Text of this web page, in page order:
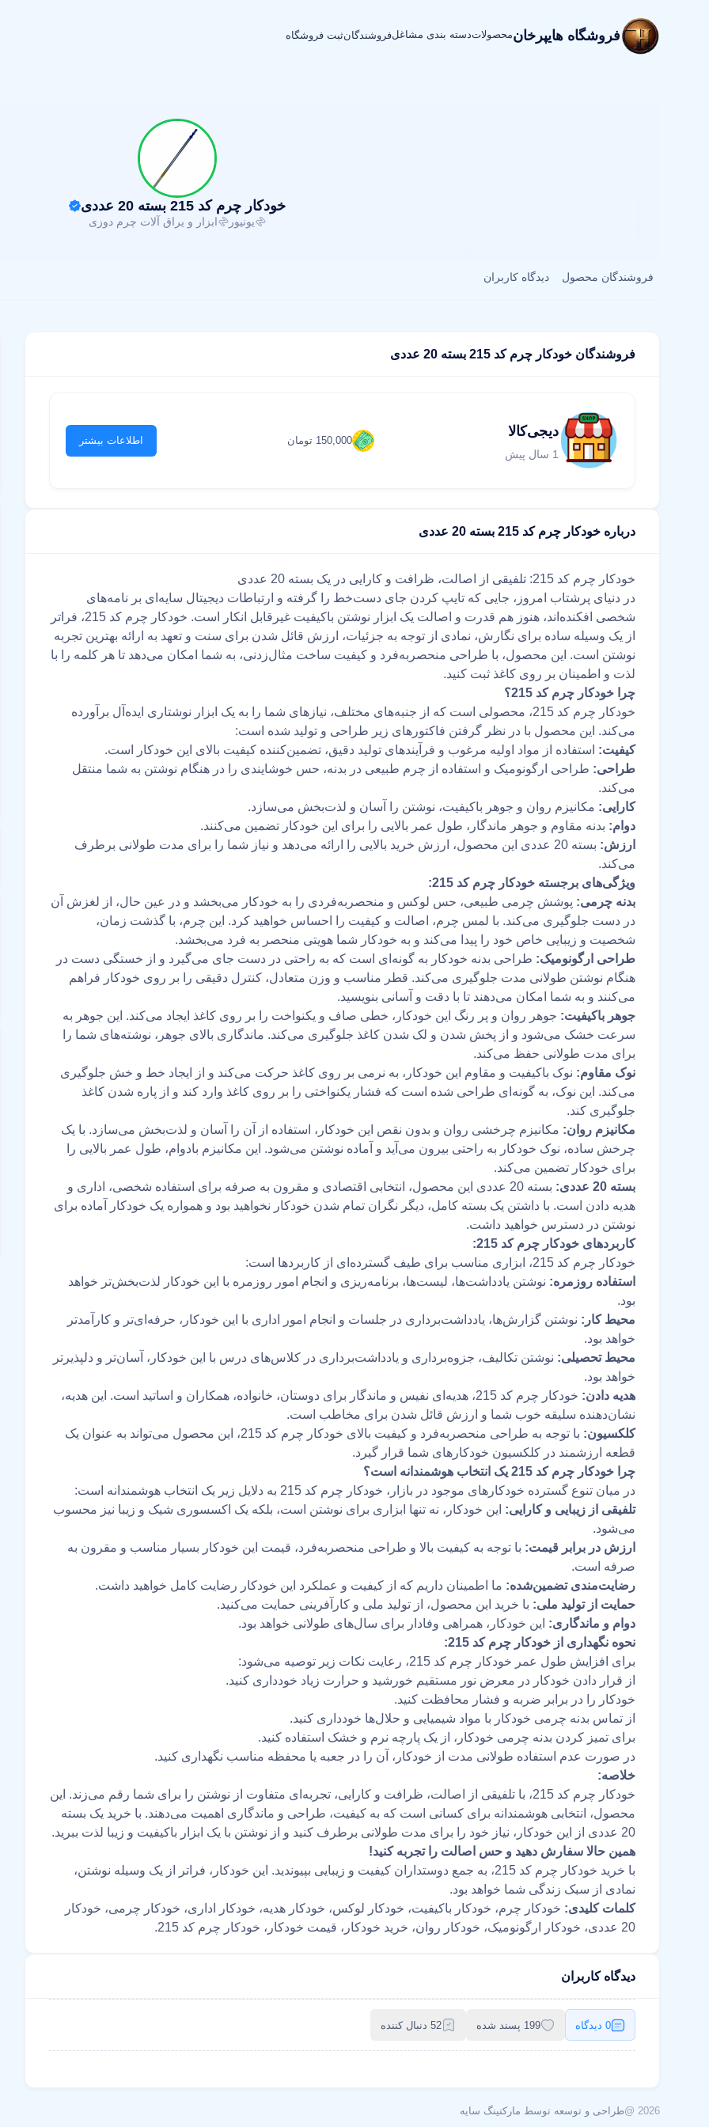
فروشگاه هایپرخانمحصولاتدسته بندی مشاغلفروشندگانثبت فروشگاه
خودکار چرم کد 215 بسته 20 عددی
یونیور ابزار و یراق آلات چرم دوزی
فروشندگان محصول دیدگاه کاربران
فروشندگان خودکار چرم کد 215 بسته 20 عددی
دیجی‌کالا
1 سال پیش
150,000 تومان اطلاعات بیشتر
درباره خودکار چرم کد 215 بسته 20 عددی
خودکار چرم کد 215: تلفیقی از اصالت، ظرافت و کارایی در یک بسته 20 عددی
در دنیای پرشتاب امروز، جایی که تایپ کردن جای دست‌خط را گرفته و ارتباطات دیجیتال سایه‌ای بر نامه‌های
شخصی افکنده‌اند، هنوز هم قدرت و اصالت یک ابزار نوشتن باکیفیت غیرقابل انکار است. خودکار چرم کد 215، فراتر
از یک وسیله ساده برای نگارش، نمادی از توجه به جزئیات، ارزش قائل شدن برای سنت و تعهد به ارائه بهترین تجربه
نوشتن است. این محصول، با طراحی منحصربه‌فرد و کیفیت ساخت مثال‌زدنی، به شما امکان می‌دهد تا هر کلمه را با
لذت و اطمینان بر روی کاغذ ثبت کنید.
چرا خودکار چرم کد 215؟
خودکار چرم کد 215، محصولی است که از جنبه‌های مختلف، نیازهای شما را به یک ابزار نوشتاری ایده‌آل برآورده
می‌کند. این محصول با در نظر گرفتن فاکتورهای زیر طراحی و تولید شده است:
کیفیت: استفاده از مواد اولیه مرغوب و فرآیندهای تولید دقیق، تضمین‌کننده کیفیت بالای این خودکار است.
طراحی: طراحی ارگونومیک و استفاده از چرم طبیعی در بدنه، حس خوشایندی را در هنگام نوشتن به شما منتقل
می‌کند.
کارایی: مکانیزم روان و جوهر باکیفیت، نوشتن را آسان و لذت‌بخش می‌سازد.
دوام: بدنه مقاوم و جوهر ماندگار، طول عمر بالایی را برای این خودکار تضمین می‌کنند.
ارزش:
بسته 20 عددی این محصول، ارزش خرید بالایی را ارائه می‌دهد و نیاز شما را برای مدت طولانی برطرف
می‌کند.
ویژگی‌های برجسته خودکار چرم کد 215:
بدنه چرمی: پوشش چرمی طبیعی، حس لوکس و منحصربه‌فردی را به خودکار می‌بخشد و در عین حال، از لغزش آن
در دست جلوگیری می‌کند. با لمس چرم، اصالت و کیفیت را احساس خواهید کرد. این چرم، با گذشت زمان،
شخصیت و زیبایی خاص خود را پیدا می‌کند و به خودکار شما هویتی منحصر به فرد می‌بخشد.
طراحی ارگونومیک: طراحی بدنه خودکار به گونه‌ای است که به راحتی در دست جای می‌گیرد و از خستگی دست در
هنگام نوشتن طولانی مدت جلوگیری می‌کند. قطر مناسب و وزن متعادل، کنترل دقیقی را بر روی خودکار فراهم
می‌کنند و به شما امکان می‌دهند تا با دقت و آسانی بنویسید.
جوهر باکیفیت: جوهر روان و پر رنگ این خودکار، خطی صاف و یکنواخت را بر روی کاغذ ایجاد می‌کند. این جوهر به
سرعت خشک می‌شود و از پخش شدن و لک شدن کاغذ جلوگیری می‌کند. ماندگاری بالای جوهر، نوشته‌های شما را
برای مدت طولانی حفظ می‌کند.
نوک مقاوم: نوک باکیفیت و مقاوم این خودکار، به نرمی بر روی کاغذ حرکت می‌کند و از ایجاد خط و خش جلوگیری
می‌کند. این نوک، به گونه‌ای طراحی شده است که فشار یکنواختی را بر روی کاغذ وارد کند و از پاره شدن کاغذ
جلوگیری کند.
مکانیزم روان: مکانیزم چرخشی روان و بدون نقص این خودکار، استفاده از آن را آسان و لذت‌بخش می‌سازد. با یک
چرخش ساده، نوک خودکار به راحتی بیرون می‌آید و آماده نوشتن می‌شود. این مکانیزم بادوام، طول عمر بالایی را
برای خودکار تضمین می‌کند.
بسته 20 عددی:
بسته 20 عددی این محصول، انتخابی اقتصادی و مقرون به صرفه برای استفاده شخصی، اداری و
هدیه دادن است. با داشتن یک بسته کامل، دیگر نگران تمام شدن خودکار نخواهید بود و همواره یک خودکار آماده برای
نوشتن در دسترس خواهید داشت.
کاربردهای خودکار چرم کد 215:
خودکار چرم کد 215، ابزاری مناسب برای طیف گسترده‌ای از کاربردها است:
استفاده روزمره: نوشتن یادداشت‌ها، لیست‌ها، برنامه‌ریزی و انجام امور روزمره با این خودکار لذت‌بخش‌تر خواهد
بود.
محیط کار: نوشتن گزارش‌ها، یادداشت‌برداری در جلسات و انجام امور اداری با این خودکار، حرفه‌ای‌تر و کارآمدتر
خواهد بود.
محیط تحصیلی: نوشتن تکالیف، جزوه‌برداری و یادداشت‌برداری در کلاس‌های درس با این خودکار، آسان‌تر و دلپذیرتر
خواهد بود.
هدیه دادن:
خودکار چرم کد 215، هدیه‌ای نفیس و ماندگار برای دوستان، خانواده، همکاران و اساتید است. این هدیه،
نشان‌دهنده سلیقه خوب شما و ارزش قائل شدن برای مخاطب است.
کلکسیون:
با توجه به طراحی منحصربه‌فرد و کیفیت بالای خودکار چرم کد 215، این محصول می‌تواند به عنوان یک
قطعه ارزشمند در کلکسیون خودکارهای شما قرار گیرد.
چرا خودکار چرم کد 215 یک انتخاب هوشمندانه است؟
در میان تنوع گسترده خودکارهای موجود در بازار، خودکار چرم کد 215 به دلایل زیر یک انتخاب هوشمندانه است:
تلفیقی از زیبایی و کارایی: این خودکار، نه تنها ابزاری برای نوشتن است، بلکه یک اکسسوری شیک و زیبا نیز محسوب
می‌شود.
ارزش در برابر قیمت: با توجه به کیفیت بالا و طراحی منحصربه‌فرد، قیمت این خودکار بسیار مناسب و مقرون به
صرفه است.
رضایت‌مندی تضمین‌شده: ما اطمینان داریم که از کیفیت و عملکرد این خودکار رضایت کامل خواهید داشت.
حمایت از تولید ملی: با خرید این محصول، از تولید ملی و کارآفرینی حمایت می‌کنید.
دوام و ماندگاری: این خودکار، همراهی وفادار برای سال‌های طولانی خواهد بود.
نحوه نگهداری از خودکار چرم کد 215:
برای افزایش طول عمر خودکار چرم کد 215، رعایت نکات زیر توصیه می‌شود:
از قرار دادن خودکار در معرض نور مستقیم خورشید و حرارت زیاد خودداری کنید.
خودکار را در برابر ضربه و فشار محافظت کنید.
از تماس بدنه چرمی خودکار با مواد شیمیایی و حلال‌ها خودداری کنید.
برای تمیز کردن بدنه چرمی خودکار، از یک پارچه نرم و خشک استفاده کنید.
در صورت عدم استفاده طولانی مدت از خودکار، آن را در جعبه یا محفظه مناسب نگهداری کنید.
خلاصه:
خودکار چرم کد 215، با تلفیقی از اصالت، ظرافت و کارایی، تجربه‌ای متفاوت از نوشتن را برای شما رقم می‌زند. این
محصول، انتخابی هوشمندانه برای کسانی است که به کیفیت، طراحی و ماندگاری اهمیت می‌دهند. با خرید یک بسته
20 عددی از این خودکار، نیاز خود را برای مدت طولانی برطرف کنید و از نوشتن با یک ابزار باکیفیت و زیبا لذت ببرید.
همین حالا سفارش دهید و حس اصالت را تجربه کنید!
با خرید خودکار چرم کد 215، به جمع دوستداران کیفیت و زیبایی بپیوندید. این خودکار، فراتر از یک وسیله نوشتن،
نمادی از سبک زندگی شما خواهد بود.
کلمات کلیدی: خودکار چرم، خودکار باکیفیت، خودکار لوکس، خودکار هدیه، خودکار اداری، خودکار چرمی، خودکار
20 عددی، خودکار ارگونومیک، خودکار روان، خرید خودکار، قیمت خودکار، خودکار چرم کد 215.
دیدگاه کاربران
0 دیدگاه 199 پسند شده 52 دنبال کننده
2026 @ طراحی و توسعه توسط مارکتینگ سایه